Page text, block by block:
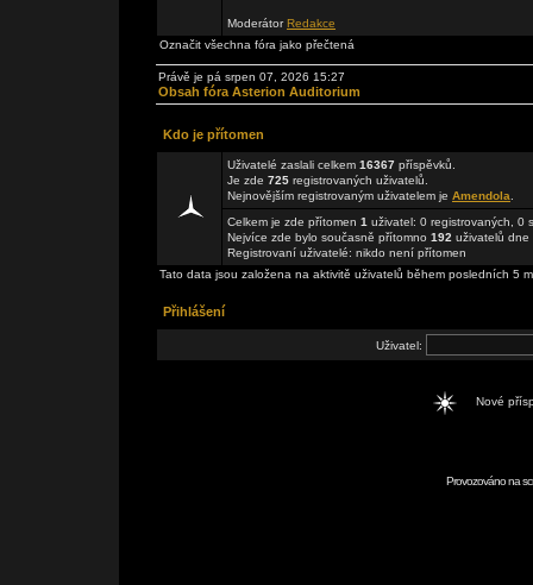
ModerátorRedakce
Označit všechna fóra jako přečtená
Právě je pá srpen 07, 2026 15:27
Obsah fóra Asterion Auditorium
Kdo je přítomen
Uživatelé zaslali celkem 16367 příspěvků.
Je zde 725 registrovaných uživatelů.
Nejnovějším registrovaným uživatelem je Amendola
Celkem je zde přítomen 1 uživatel: 0 registrovaných,
Nejvíce zde bylo současně přítomno 192 uživatelů
Registrovaní uživatelé: nikdo není přítomen
Tato data jsou založena na aktivitě uživatelů během posledních 5
Přihlášení
Uživatel:
Nové
Provozováno na